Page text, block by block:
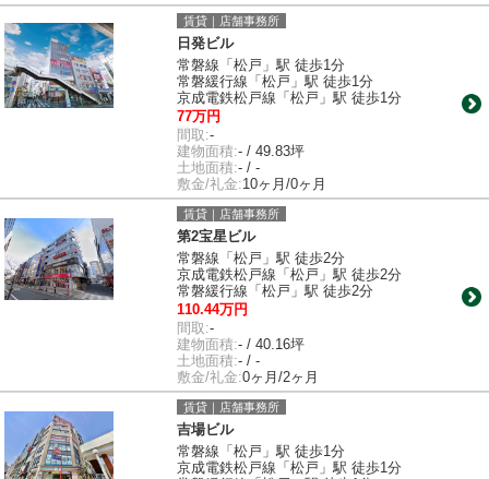
賃貸｜店舗事務所
日発ビル
常磐線「松戸」駅 徒歩1分
常磐緩行線「松戸」駅 徒歩1分
京成電鉄松戸線「松戸」駅 徒歩1分
77万円
間取:-
建物面積:- / 49.83坪
土地面積:- / -
敷金/礼金:10ヶ月/0ヶ月
賃貸｜店舗事務所
第2宝星ビル
常磐線「松戸」駅 徒歩2分
京成電鉄松戸線「松戸」駅 徒歩2分
常磐緩行線「松戸」駅 徒歩2分
110.44万円
間取:-
建物面積:- / 40.16坪
土地面積:- / -
敷金/礼金:0ヶ月/2ヶ月
賃貸｜店舗事務所
吉場ビル
常磐線「松戸」駅 徒歩1分
京成電鉄松戸線「松戸」駅 徒歩1分